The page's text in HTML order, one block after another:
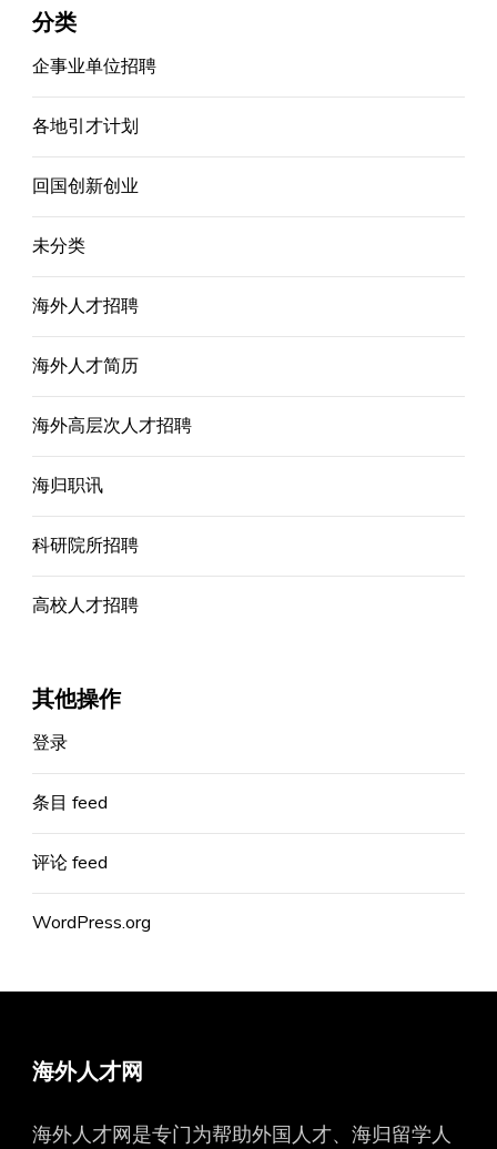
分类
企事业单位招聘
各地引才计划
回国创新创业
未分类
海外人才招聘
海外人才简历
海外高层次人才招聘
海归职讯
科研院所招聘
高校人才招聘
其他操作
登录
条目 feed
评论 feed
WordPress.org
海外人才网
海外人才网是专门为帮助外国人才、海归留学人